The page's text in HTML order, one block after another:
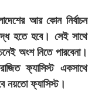
আর কোন নির্বাচন
হতে হবে। সেই সাথে
অংশ নিতে পারবেনা।
ফ্যাসিস্ট একসাথে
নয়তো ফ্যাসিস্ট।